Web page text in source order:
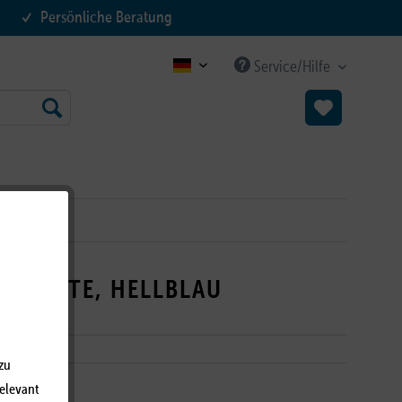
Persönliche Beratung
B2C DE
Service/Hilfe
ENTE, HELLBLAU